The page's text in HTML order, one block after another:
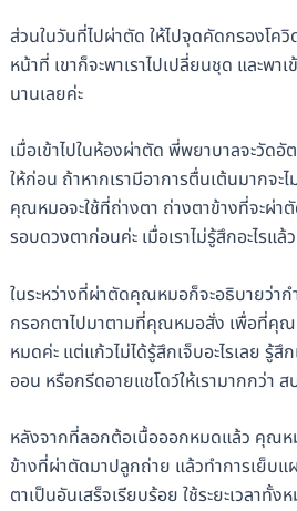
ส่วนในวันที่ไปผ่าตัด ให้ไปจุดคัดกรองโควิ
หน้าที่ เขาก็จะพาเราไปเปลี่ยนชุด และพาเ
นานเลยค่ะ
เมื่อเข้าไปในห้องผ่าตัด พี่พยาบาลจะวัดอั
ให้ก่อน ถ้าหากเรามีอาการตื่นเต้นมากจะ
คุณหมอจะใช้ที่ถ่างตา ถ่างตาข้างที่จะผ่า
รอบดวงตาก่อนค่ะ เมื่อเราไม่รู้สึกอะไรแ
ในระหว่างที่ผ่าตัดคุณหมอก็จะอธิบายว่ากำ
กรอกตาไปมาตามที่คุณหมอสั่ง เพื่อที่คุณ
หมดค่ะ แต่แก้วไม่ได้รู้สึกเจ็บอะไรเลย รู้
ออน หรือกรีดอายแชโดว์ให้เรามากกว่า
หลังจากที่ลอกต้อเนื้อออกหมดแล้ว คุณห
ข้างที่ผ่าตัดมาปลูกถ่าย แล้วทำการเย็บแ
ตาเป็นอันเสร็จเรียบร้อย ใช้ระยะเวลาทั้